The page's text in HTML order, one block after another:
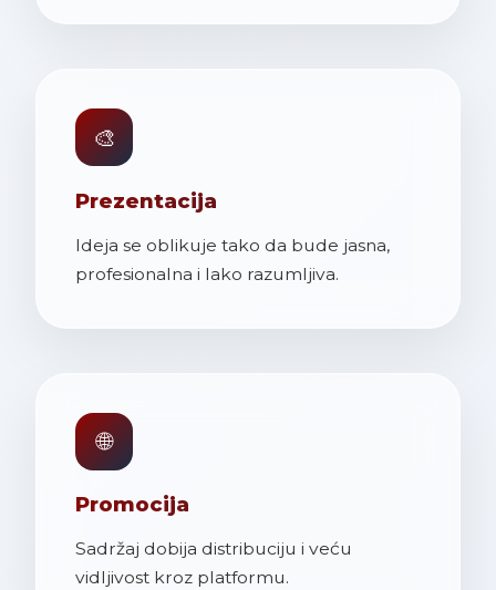
🎨
Prezentacija
Ideja se oblikuje tako da bude jasna,
profesionalna i lako razumljiva.
🌐
Promocija
Sadržaj dobija distribuciju i veću
vidljivost kroz platformu.